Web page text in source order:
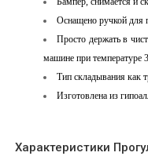
Оснащено ручкой для
Просто держать в
машине при температуре
Тип складывания как
Изготовлена из
Характеристики